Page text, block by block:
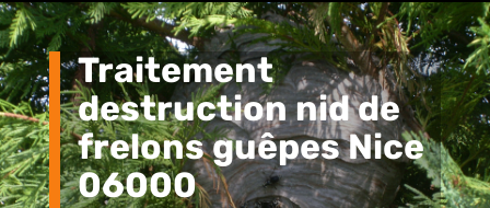
Traitement
destruction nid de
frelons guêpes Nice
06000